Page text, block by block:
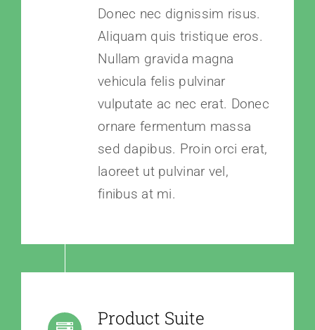
Donec nec dignissim risus.
Aliquam quis tristique eros.
Nullam gravida magna
vehicula felis pulvinar
vulputate ac nec erat. Donec
ornare fermentum massa
sed dapibus. Proin orci erat,
laoreet ut pulvinar vel,
finibus at mi.
Product Suite